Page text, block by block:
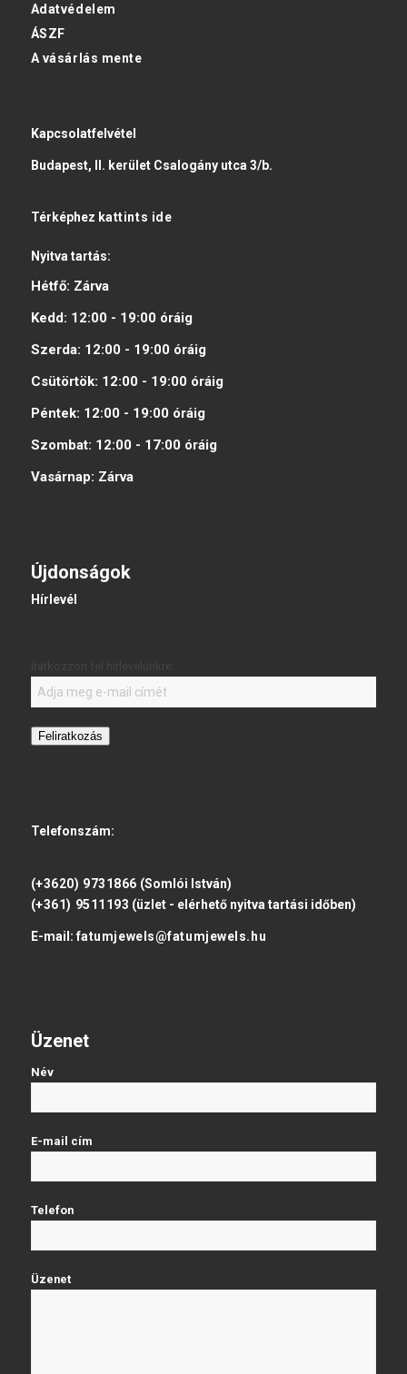
Adatvédelem
ÁSZF
A vásárlás mente
Kapcsolatfelvétel
Budapest, II. kerület Csalogány utca 3/b.
Térképhez kattints ide
Nyitva tartás:
Hétfő: Zárva
Kedd: 12:00 - 19:00 óráig
Szerda: 12:00 - 19:00 óráig
Csütörtök: 12:00 - 19:00 óráig
Péntek: 12:00 - 19:00 óráig
Szombat: 12:00 - 17:00 óráig
Vasárnap: Zárva
Újdonságok
Hírlevél
Feliratkozás
Telefonszám:
(+3620) 9731866 (Somlói István)
(+361) 9511193 (üzlet - elérhető nyitva tartási időben)
E-mail: fatumjewels@fatumjewels.hu
Üzenet
Név
E-mail cím
Telefon
Üzenet